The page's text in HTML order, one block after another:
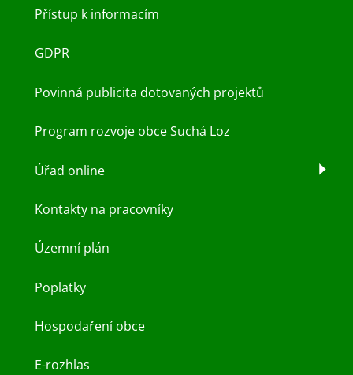
Přístup k informacím
GDPR
Povinná publicita dotovaných projektů
Program rozvoje obce Suchá Loz
Úřad online
Kontakty na pracovníky
Územní plán
Poplatky
Hospodaření obce
E-rozhlas